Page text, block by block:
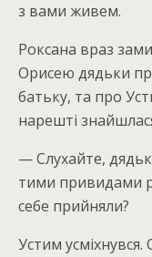
з вами живем.
Роксана враз
Орисею дядьки
батьку, та про
нарешті
— Слухайте,
тими привидами
себе прийняли?
Устим